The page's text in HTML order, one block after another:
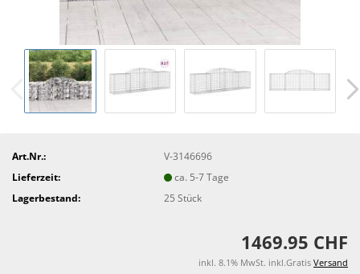
Art.Nr.:
V-3146696
Lieferzeit:
ca. 5-7 Tage
Lagerbestand:
25Stück
1469.95 CHF
inkl. 8.1% MwSt. inkl.Gratis Versand